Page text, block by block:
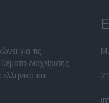
για τις
θέματα διαχείρισης
και